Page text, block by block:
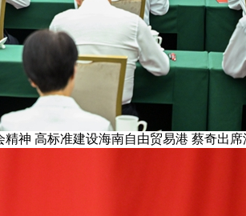
神 高标准建设海南自由贸易港 蔡奇出席